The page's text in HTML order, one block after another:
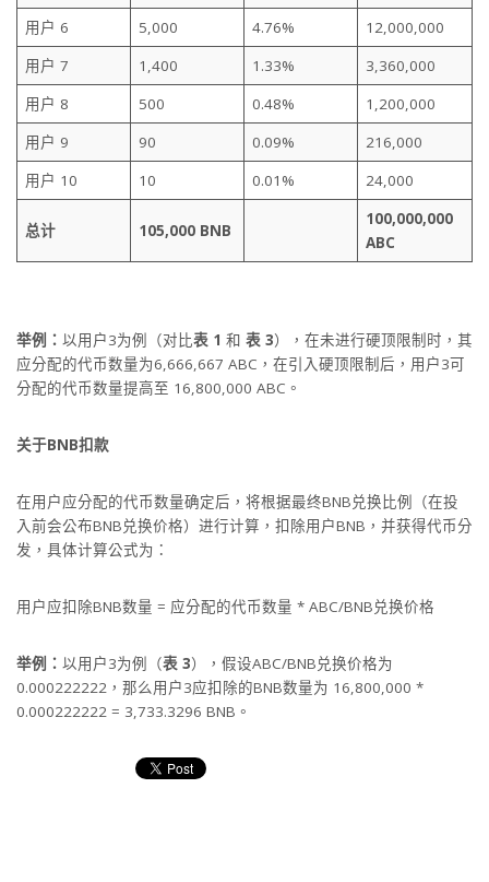
用户 6
5,000 4.76%
12,000,000
用户 7
1,400 1.33%
3,360,000
用户 8
500 0.48%
1,200,000
用户 9
90 0.09%
216,000
用户 10
10 0.01% 24,000
总计 105,000 BNB
100,000,000
ABC
举例： 以用户3为例（对比表 1 和 表 3），在未进行硬顶限制时，其
应分配的代币数量为6,666,667 ABC，在引入硬顶限制后，用户3可
分配的代币数量提高至 16,800,000 ABC。
关于BNB扣款
在用户应分配的代币数量确定后，将根据最终BNB兑换比例（在投
入前会公布BNB兑换价格）进行计算，扣除用户BNB，并获得代币分
发，具体计算公式为：
用户应扣除BNB数量 = 应分配的代币数量 * ABC/BNB兑换价格
举例： 以用户3为例（表 3），假设ABC/BNB兑换价格为
0.000222222，那么用户3应扣除的BNB数量为 16,800,000 *
0.000222222 = 3,733.3296 BNB。